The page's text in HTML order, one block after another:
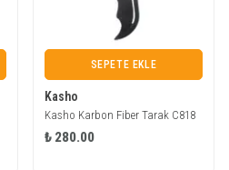
SEPETE EKLE
Kasho
Kasho Karbon Fiber Tarak C818
₺ 280.00